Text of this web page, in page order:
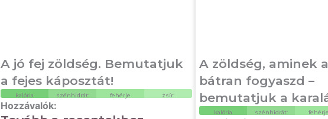
A jó fej zöldség. Bemutatjuk
a fejes káposztát!
kalória szénhidrát: fehérje zsír:
A zöldség, aminek
bátran fogyaszd –
bemutatjuk a
kalória szénhidrát: